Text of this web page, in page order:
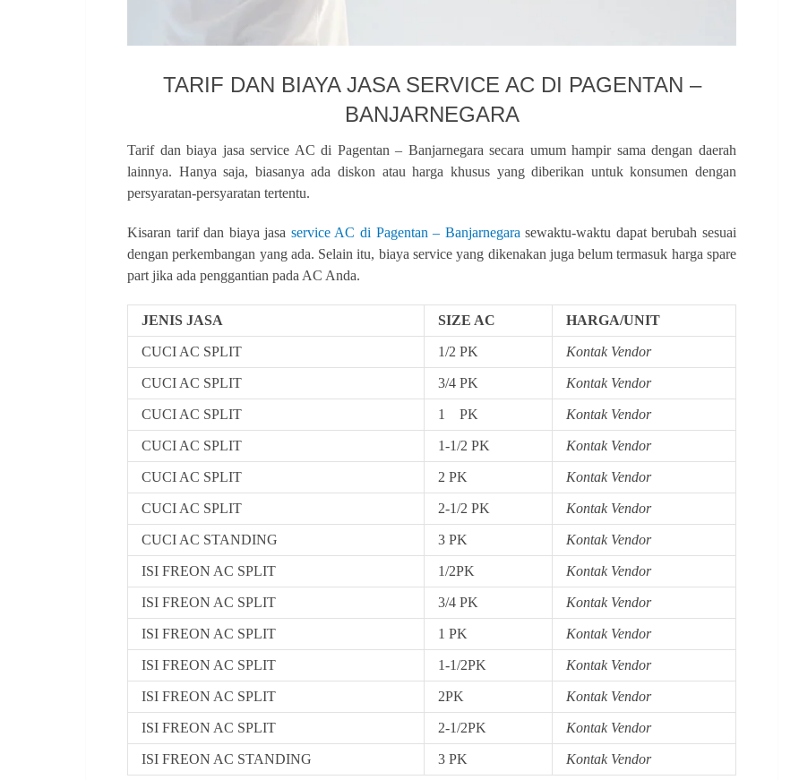
TARIF DAN BIAYA JASA SERVICE AC DI PAGENTAN –
BANJARNEGARA
Tarif dan biaya jasa service AC di Pagentan – Banjarnegara secara umum hampir sama dengan daerah
lainnya. Hanya saja, biasanya ada diskon atau harga khusus yang diberikan untuk konsumen dengan
persyaratan-persyaratan tertentu.
Kisaran tarif dan biaya jasa service AC di Pagentan – Banjarnegara sewaktu-waktu dapat berubah sesuai
dengan perkembangan yang ada. Selain itu, biaya service yang dikenakan juga belum termasuk harga spare
part jika ada penggantian pada AC Anda.
JENIS JASA SIZE AC HARGA/UNIT
CUCI AC SPLIT 1/2 PK Kontak Vendor
CUCI AC SPLIT 3/4 PK Kontak Vendor
CUCI AC SPLIT 1 PK Kontak Vendor
CUCI AC SPLIT 1-1/2 PK Kontak Vendor
CUCI AC SPLIT 2 PK Kontak Vendor
CUCI AC SPLIT 2-1/2 PK Kontak Vendor
CUCI AC STANDING 3 PK Kontak Vendor
ISI FREON AC SPLIT 1/2PK Kontak Vendor
ISI FREON AC SPLIT 3/4 PK Kontak Vendor
ISI FREON AC SPLIT 1 PK Kontak Vendor
ISI FREON AC SPLIT 1-1/2PK Kontak Vendor
ISI FREON AC SPLIT 2PK Kontak Vendor
ISI FREON AC SPLIT 2-1/2PK Kontak Vendor
ISI FREON AC STANDING 3 PK Kontak Vendor